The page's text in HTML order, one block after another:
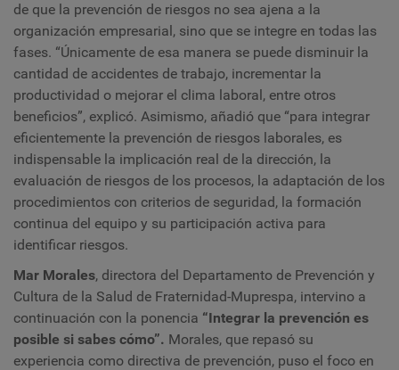
de que la prevención de riesgos no sea ajena a la
organización empresarial, sino que se integre en todas las
fases. “Únicamente de esa manera se puede disminuir la
cantidad de accidentes de trabajo, incrementar la
productividad o mejorar el clima laboral, entre otros
beneficios”, explicó. Asimismo, añadió que “para integrar
eficientemente la prevención de riesgos laborales, es
indispensable la implicación real de la dirección, la
evaluación de riesgos de los procesos, la adaptación de los
procedimientos con criterios de seguridad, la formación
continua del equipo y su participación activa para
identificar riesgos.
Mar Morales, directora del Departamento de Prevención y
Cultura de la Salud de Fraternidad-Muprespa, intervino a
continuación con la ponencia “Integrar la prevención es
posible si sabes cómo”. Morales, que repasó su
experiencia como directiva de prevención, puso el foco en